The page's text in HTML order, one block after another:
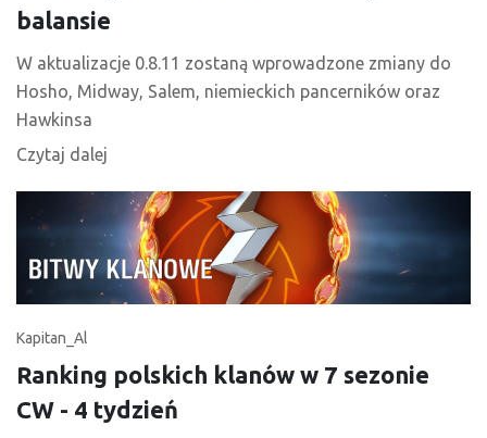
balansie
W aktualizacje 0.8.11 zostaną wprowadzone zmiany do
Hosho, Midway, Salem, niemieckich pancerników oraz
Hawkinsa
Czytaj dalej
Kapitan_Al
Ranking polskich klanów w 7 sezonie
CW - 4 tydzień